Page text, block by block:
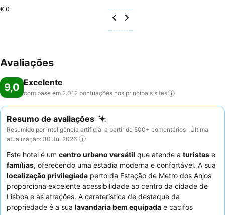
€ 0
Avaliações
9,0 Excelente
com base em 2.012 pontuações nos principais sites
Resumo de avaliações
Resumido por inteligência artificial a partir de 500+ comentários · Última
atualização: 30 Jul 2026
Este hotel é um centro urbano versátil que atende a turistas e
famílias, oferecendo uma estadia moderna e confortável. A sua
localização privilegiada perto da Estação de Metro dos Anjos
proporciona excelente acessibilidade ao centro da cidade de
Lisboa e às atrações. A caraterística de destaque da
propriedade é a sua lavandaria bem equipada e cacifos